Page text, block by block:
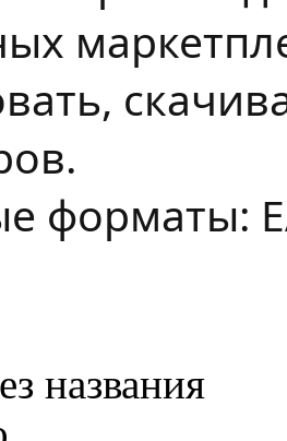
форматы:
названия